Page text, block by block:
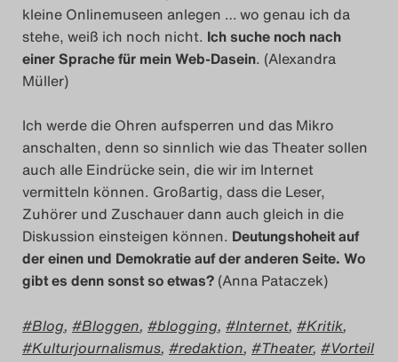
Das Theatertreffen-Blog
2023
2024
Das Theatertreffen-Blog
2025
Das Theatertreffen-Blog
Archiv
Impressum
kleine Onlinemuseen anlegen … wo genau ich da
stehe, weiß ich noch nicht. Ich suche noch nach
einer Sprache für mein Web-Dasein. (Alexandra
Müller)
Ich werde die Ohren aufsperren und das Mikro
anschalten, denn so sinnlich wie das Theater sollen
auch alle Eindrücke sein, die wir im Internet
vermitteln können. Großartig, dass die Leser,
Zuhörer und Zuschauer dann auch gleich in die
Diskussion einsteigen können. Deutungshoheit auf
der einen und Demokratie auf der anderen Seite. Wo
gibt es denn sonst so etwas? (Anna Pataczek)
Blog, Bloggen, blogging, Internet, Kritik,
Kulturjournalismus, redaktion, Theater, Vorteil